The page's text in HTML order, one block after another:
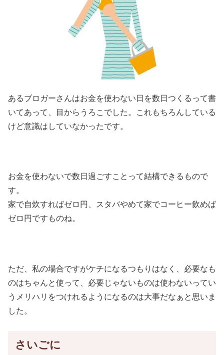
あるブロガーさんはお金を使わない日を数日つくるって書
いてあって、目からうろこでした。これもちろんしている
けど意識はしていなかったです。
お金を使わないで数日過ごすことって結構できるもので
す。
家で自炊すればゼロ円、スタバやめて家でコーヒー飲めば
ゼロ円ですものね。
ただ、私の場合ですがケチになるつもりはなく、必要なも
のはちゃんと使って、必要じゃないものは使わないってい
うメリハリをつけれるようになるのは大事だなぁと思いま
した。
さいごに